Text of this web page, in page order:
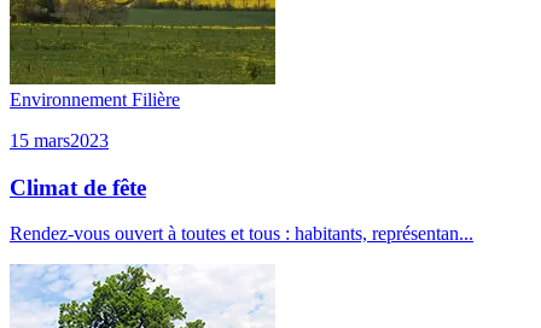
Environnement Filière
15 mars2023
Climat de fête
Rendez-vous ouvert à toutes et tous : habitants, représentan...